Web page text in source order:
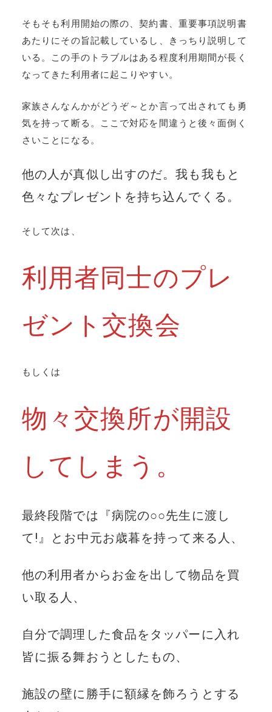
そもそも利用開始の際の、契約書、重要事項説明書
あたりにその旨記載しているし、きっちり説明して
いる。この手のトラブルはある程度利用期間が長く
なってきた利用者に起こりやすい。
家族さんなんかがどうぞ～とか言って出されても勇
気を持って断る。ここで対応を間違うと後々面倒く
さいことになる。
他の人が真似し出すのだ。我も我もと
色々なプレゼントを持ち込んでくる。
そして次は、
利用者同士のプレ
ゼント交換会
もしくは
物々交換所が開設
してしまう。
最終段階では『病院の○○先生に渡し
て!』とお中元お歳暮を持って来る人、
他の利用者からお金を出して物品を買
い取る人、
自分で調理した食品をタッパーに入れ
皆に振る舞おうとしたもの、
施設の壁に勝手に額縁を飾ろうとする